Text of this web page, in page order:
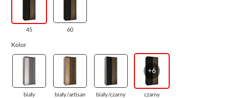
45 60
Kolor
biały biały/artisan biały/czarny
+6
czarny